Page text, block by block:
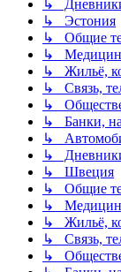
↳
↳ Эстония
↳ Общие
↳
↳ Жильё,
↳ Связь,
↳
↳ Банки,
↳
↳
↳ Швеция
↳ Общие
↳
↳ Жильё,
↳ Связь,
↳